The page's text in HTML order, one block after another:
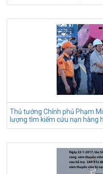
Thủ tướng Chính phủ Phạm
lượng tìm kiếm cứu nạn hàng